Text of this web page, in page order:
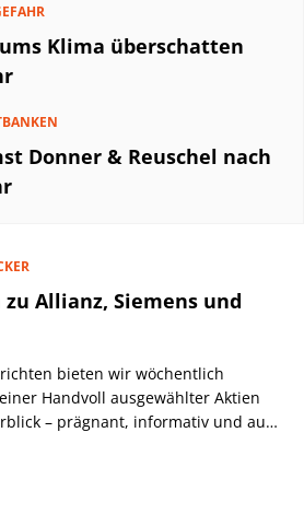
Klima überschatten
Donner & Reuschel nach
Allianz, Siemens und
bieten wir wöchentlich
Handvoll ausgewählter Aktien
– prägnant, informativ und auf